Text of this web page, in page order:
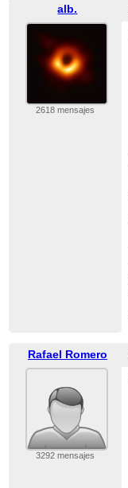
alb.
2618 mensajes
Rafael Romero
3292 mensajes